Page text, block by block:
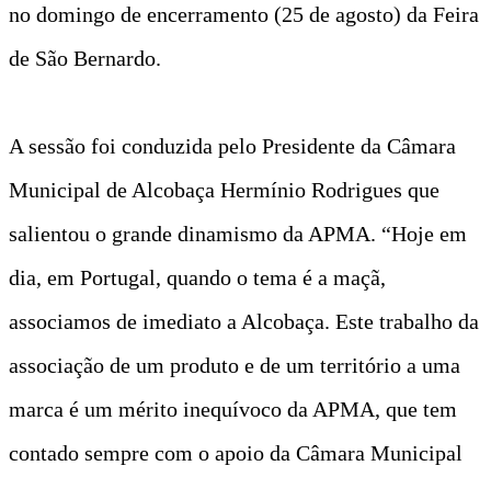
no domingo de encerramento (25 de agosto) da Feira
de São Bernardo.
A sessão foi conduzida pelo Presidente da Câmara
Municipal de Alcobaça Hermínio Rodrigues que
salientou o grande dinamismo da APMA. “Hoje em
dia, em Portugal, quando o tema é a maçã,
associamos de imediato a Alcobaça. Este trabalho da
associação de um produto e de um território a uma
marca é um mérito inequívoco da APMA, que tem
contado sempre com o apoio da Câmara Municipal